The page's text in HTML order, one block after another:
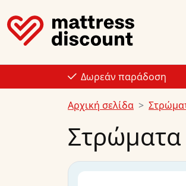
Δωρεάν παράδοση
Αρχική σελίδα